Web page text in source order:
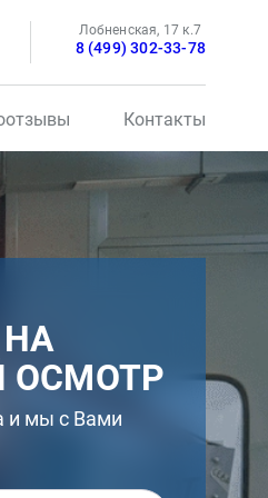
Лобненская, 17 к.7
8 (499) 302-33-78
Контакты
ОСМОТР
и мы с Вами